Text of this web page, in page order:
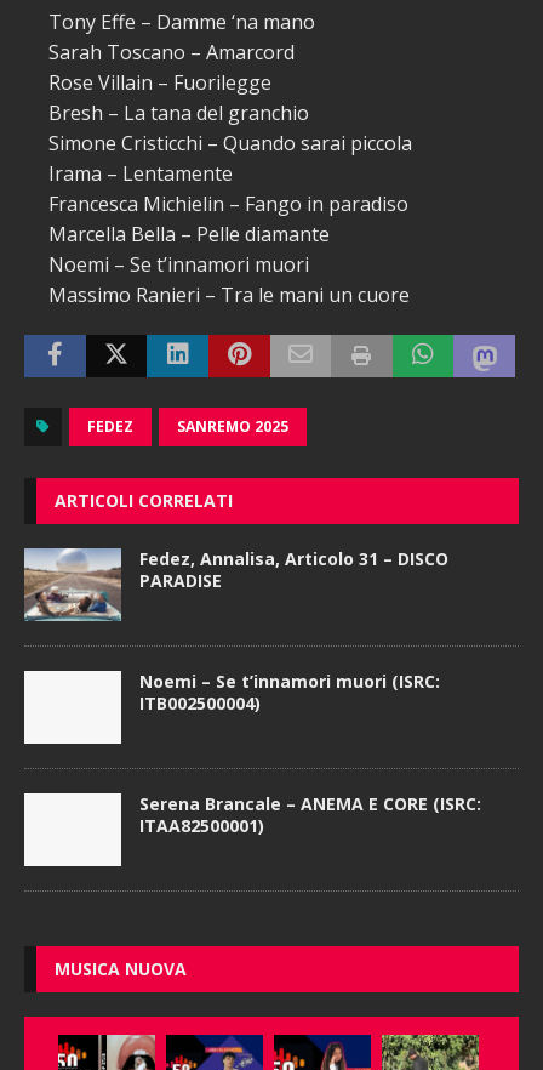
Tony Effe – Damme ‘na mano
Sarah Toscano – Amarcord
Rose Villain – Fuorilegge
Bresh – La tana del granchio
Simone Cristicchi – Quando sarai piccola
Irama – Lentamente
Francesca Michielin – Fango in paradiso
Marcella Bella – Pelle diamante
Noemi – Se t’innamori muori
Massimo Ranieri – Tra le mani un cuore
FEDEZ SANREMO 2025
ARTICOLI CORRELATI
Fedez, Annalisa, Articolo 31 – DISCO
PARADISE
Noemi – Se t’innamori muori (ISRC:
ITB002500004)
Serena Brancale – ANEMA E CORE (ISRC:
ITAA82500001)
MUSICA NUOVA